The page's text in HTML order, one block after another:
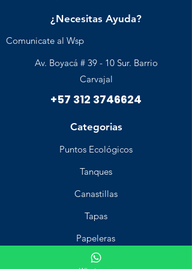
¿Necesitas Ayuda?
Comunicate al Wsp
Av. Boyacá # 39 - 10 Sur. Barrio
Carvajal
+57 312 3746624
Categorias
Puntos Ecológicos
Tanques
Canastillas
Tapas
Papeleras
Industrial